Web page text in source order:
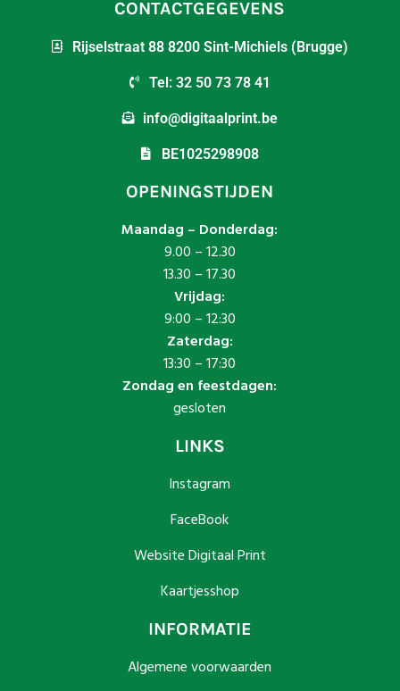
CONTACTGEGEVENS
Rijselstraat 88 8200 Sint-Michiels (Brugge)
Tel: 32 50 73 78 41
info@digitaalprint.be
BE1025298908
OPENINGSTIJDEN
Maandag – Donderdag:
9.00 – 12.30
13.30 – 17.30
Vrijdag:
9:00 – 12:30
Zaterdag:
13:30 – 17:30
Zondag en feestdagen:
gesloten
LINKS
Instagram
FaceBook
Website Digitaal Print
Kaartjesshop
INFORMATIE
Algemene voorwaarden